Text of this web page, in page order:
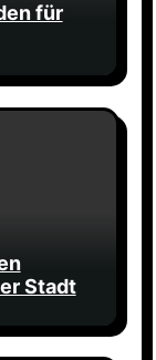
für
Stadt